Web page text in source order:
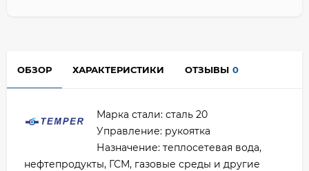
ОБЗОР ХАРАКТЕРИСТИКИ ОТЗЫВЫ 0
Марка стали: сталь 20
Управление: рукоятка
Назначение: теплосетевая вода,
нефтепродукты, ГСМ, газовые среды и другие